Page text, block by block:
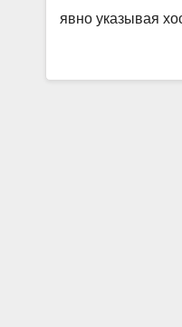
явно указывая